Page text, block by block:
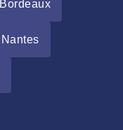
Bordeaux
Nantes